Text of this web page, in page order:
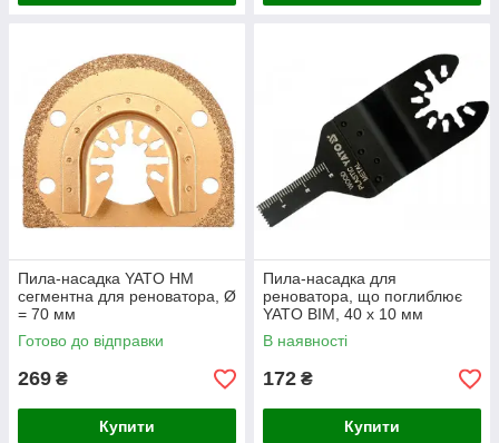
Пила-насадка YATO HM
сегментна для реноватора, Ø
= 70 мм
Готово до відправки
269 ₴
Купити
Пила-насадка для
реноватора, що поглиблює
YATO BIM, 40 х 10 мм
В наявності
172 ₴
Купити